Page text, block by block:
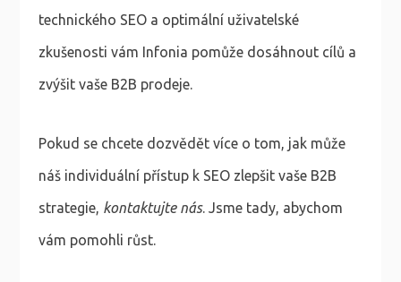
technického SEO a optimální uživatelské
zkušenosti vám Infonia pomůže dosáhnout cílů a
zvýšit vaše B2B prodeje.
Pokud se chcete dozvědět více o tom, jak může
náš individuální přístup k SEO zlepšit vaše B2B
strategie, kontaktujte nás. Jsme tady, abychom
vám pomohli růst.